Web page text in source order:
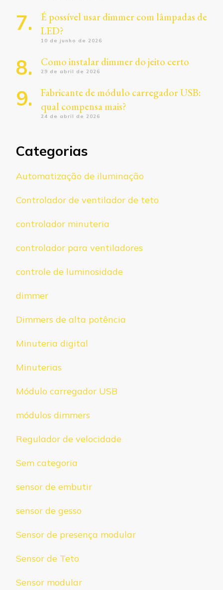
É possível usar dimmer com lâmpadas de
LED?
10 de junho de 2026
Como instalar dimmer do jeito certo
29 de abril de 2026
Fabricante de módulo carregador USB:
qual compensa mais?
24 de abril de 2026
Categorias
Automatização de iluminação
Controlador de ventilador de teto
controlador minuteria
controlador para ventiladores
controle de luminosidade
dimmer
Dimmers de alta potência
Minuteria digital
Minuterias
Módulo carregador USB
módulos dimmers
Regulador de velocidade
Sem categoria
sensor de embutir
sensor de gesso
Sensor de presença modular
Sensor de Teto
Sensor modular